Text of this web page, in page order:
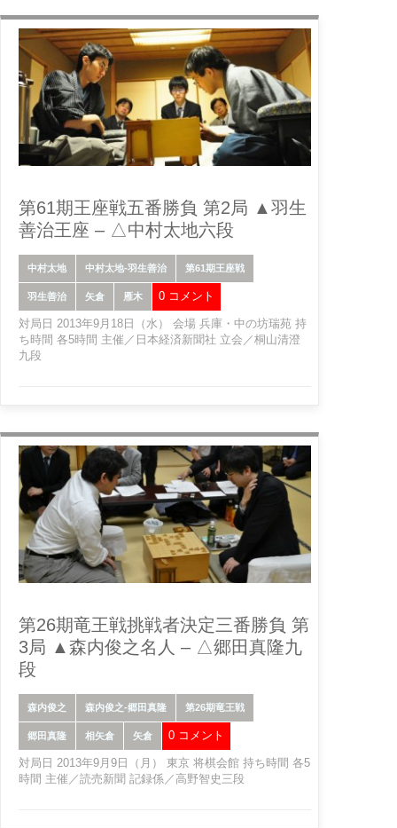
第61期王座戦五番勝負 第2局 ▲羽生
善治王座 – △中村太地六段
中村太地 中村太地-羽生善治 第61期王座戦
羽生善治 矢倉 雁木 0 コメント
対局日 2013年9月18日（水） 会場 兵庫・中の坊瑞苑 持
ち時間 各5時間 主催／日本経済新聞社 立会／桐山清澄
九段
第26期竜王戦挑戦者決定三番勝負 第
3局 ▲森内俊之名人 – △郷田真隆九
段
森内俊之 森内俊之-郷田真隆 第26期竜王戦
郷田真隆 相矢倉 矢倉 0 コメント
対局日 2013年9月9日（月） 東京 将棋会館 持ち時間 各5
時間 主催／読売新聞 記録係／高野智史三段